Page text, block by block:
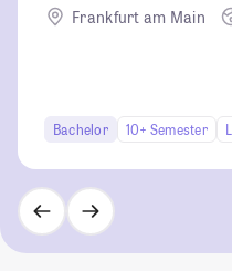
Frankfurt am Main
Bachelor 10+ Semester